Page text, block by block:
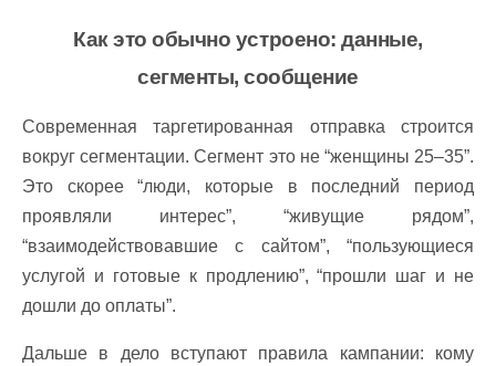
Как это обычно устроено: данные,
сегменты, сообщение
Современная таргетированная отправка строится
вокруг сегментации. Сегмент это не “женщины 25–35”.
Это скорее “люди, которые в последний период
проявляли интерес”, “живущие рядом”,
“взаимодействовавшие с сайтом”, “пользующиеся
услугой и готовые к продлению”, “прошли шаг и не
дошли до оплаты”.
Дальше в дело вступают правила кампании: кому